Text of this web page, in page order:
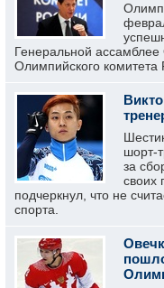
Генеральной
Олимпийского комитета
шорт-
за
своих
подчеркнул, что не
спорта.